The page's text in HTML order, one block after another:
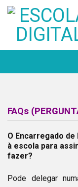
FAQs
O Encarregado
à escola para
fazer?
Pode delegar